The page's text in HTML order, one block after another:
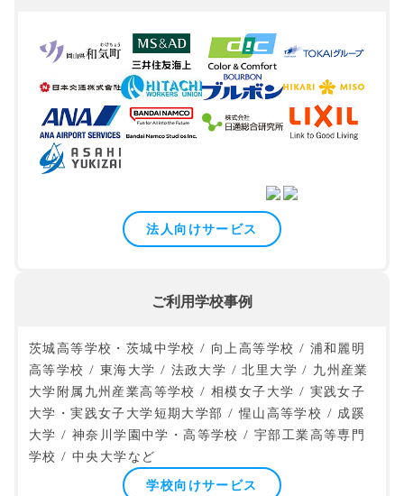
法人向けサービス
ご利用学校事例
茨城高等学校・茨城中学校 / 向上高等学校 / 浦和麗明
高等学校 / 東海大学 / 法政大学 / 北里大学 / 九州産業
大学附属九州産業高等学校 / 相模女子大学 / 実践女子
大学・実践女子大学短期大学部 / 惺山高等学校 / 成蹊
大学 / 神奈川学園中学・高等学校 / 宇部工業高等専門
学校 / 中央大学など
学校向けサービス